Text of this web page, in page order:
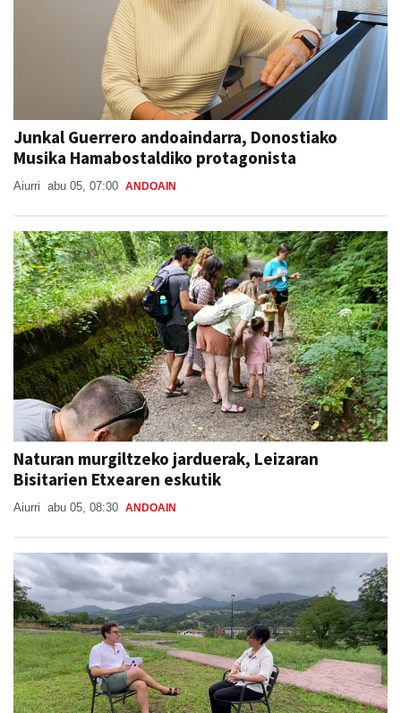
Junkal Guerrero andoaindarra, Donostiako
Musika Hamabostaldiko protagonista
Aiurri abu 05, 07:00 ANDOAIN
Naturan murgiltzeko jarduerak, Leizaran
Bisitarien Etxearen eskutik
Aiurri abu 05, 08:30 ANDOAIN